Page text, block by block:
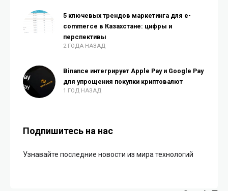
5 ключевых трендов маркетинга для e-
commerce в Казахстане: цифры и
перспективы
2 ГОДА НАЗАД
Binance интегрирует Apple Pay и Google Pay
для упрощения покупки криптовалют
1 ГОД НАЗАД
Подпишитесь на нас
Узнавайте последние новости из мира технологий